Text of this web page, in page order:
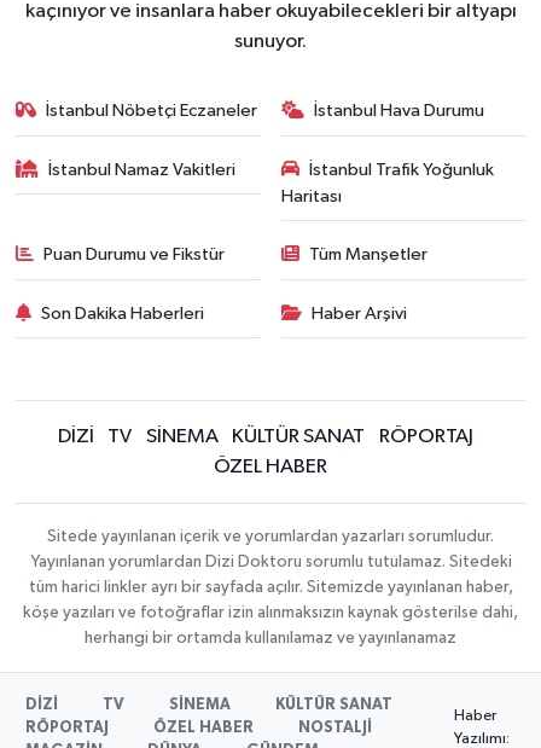
kaçınıyor ve insanlara haber okuyabilecekleri bir altyapı
sunuyor.
İstanbul Nöbetçi Eczaneler İstanbul Hava Durumu
İstanbul Namaz Vakitleri
İstanbul Trafik Yoğunluk
Haritası
Puan Durumu ve Fikstür Tüm Manşetler
Son Dakika Haberleri Haber Arşivi
DİZİ TV SİNEMA KÜLTÜR SANAT
RÖPORTAJ
ÖZEL HABER
Sitede yayınlanan içerik ve yorumlardan yazarları sorumludur.
Yayınlanan yorumlardan Dizi Doktoru sorumlu tutulamaz. Sitedeki
tüm harici linkler ayrı bir sayfada açılır. Sitemizde yayınlanan haber,
köşe yazıları ve fotoğraflar izin alınmaksızın kaynak gösterilse dahi,
herhangi bir ortamda kullanılamaz ve yayınlanamaz
DİZİ TV SİNEMA
KÜLTÜR SANAT
RÖPORTAJ
ÖZEL HABER
NOSTALJİ
Haber
Yazılımı: